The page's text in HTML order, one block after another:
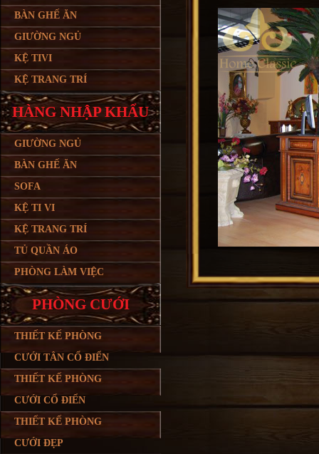
BÀN GHẾ ĂN
GIƯỜNG NGỦ
KỆ TIVI
KỆ TRANG TRÍ
HÀNG NHẬP KHẨU
GIƯỜNG NGỦ
BÀN GHẾ ĂN
SOFA
KỆ TI VI
KỆ TRANG TRÍ
TỦ QUẦN ÁO
PHÒNG LÀM VIỆC
PHÒNG CƯỚI
THIẾT KẾ PHÒNG
CƯỚI TÂN CỔ ĐIỂN
THIẾT KẾ PHÒNG
CƯỚI CỔ ĐIỂN
THIẾT KẾ PHÒNG
CƯỚI ĐẸP